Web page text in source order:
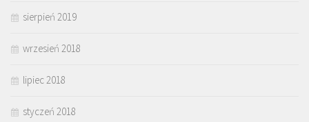
sierpień 2019
wrzesień 2018
lipiec 2018
styczeń 2018